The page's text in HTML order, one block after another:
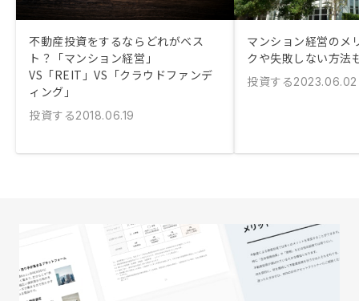
不動産投資をするならどれがベス
ト？「マンション経営」
VS「REIT」VS「クラウドファンデ
ィング」
投資する2018.06.19
マンション経営のメ
クや失敗しない方法
投資する2023.06.02